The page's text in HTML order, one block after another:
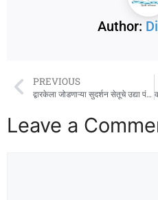
Author:
PREVIOUS
द्वारकेला जोडणाऱ्या सुदर्शन सेतूचे उद्या पंतप्रधानांच्या हस्ते लोकार्पण
Leave a